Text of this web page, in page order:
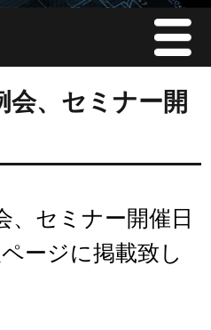
Menu
会、セミナー開
、セミナー開催日
ージに掲載致し